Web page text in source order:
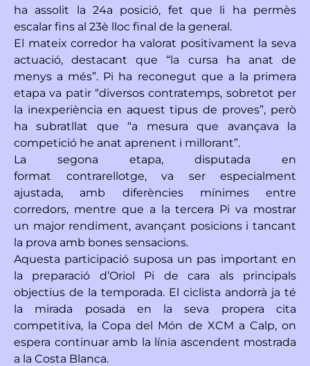
ha assolit la 24a posició, fet que li ha permès
escalar fins al 23è lloc final de la general.
El mateix corredor ha valorat positivament la seva
actuació, destacant que “la cursa ha anat de
menys a més”. Pi ha reconegut que a la primera
etapa va patir “diversos contratemps, sobretot per
la inexperiència en aquest tipus de proves”, però
ha subratllat que “a mesura que avançava la
competició he anat aprenent i millorant”.
La segona etapa, disputada en
format contrarellotge, va ser especialment
ajustada, amb diferències mínimes entre
corredors, mentre que a la tercera Pi va mostrar
un major rendiment, avançant posicions i tancant
la prova amb bones sensacions.
Aquesta participació suposa un pas important en
la preparació d’Oriol Pi de cara als principals
objectius de la temporada. El ciclista andorrà ja té
la mirada posada en la seva propera cita
competitiva, laCopa del Món de XCM a Calp, on
espera continuar amb la línia ascendent mostrada
a la Costa Blanca.